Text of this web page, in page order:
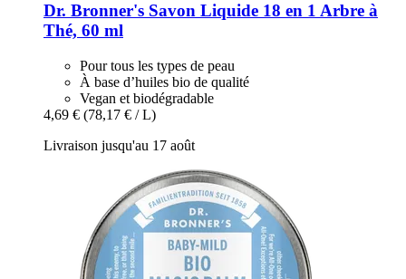
Dr. Bronner's Savon Liquide 18 en 1 Arbre à
Thé, 60 ml
Pour tous les types de peau
À base d’huiles bio de qualité
Vegan et biodégradable
4,69 € (78,17 € / L)
Livraison jusqu'au 17 août